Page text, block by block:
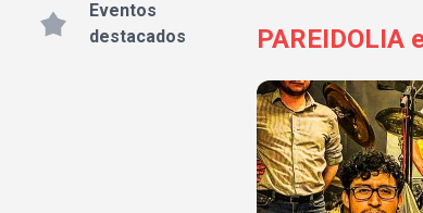
Eventos
destacados
PAREIDOLIA